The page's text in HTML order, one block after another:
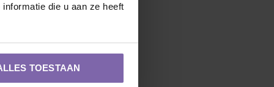
die u aan ze heeft
TOESTAAN